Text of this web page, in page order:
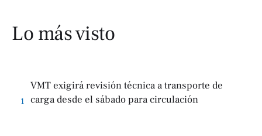
Lo más visto
1
VMT exigirá revisión técnica a transporte de
carga desde el sábado para circulación